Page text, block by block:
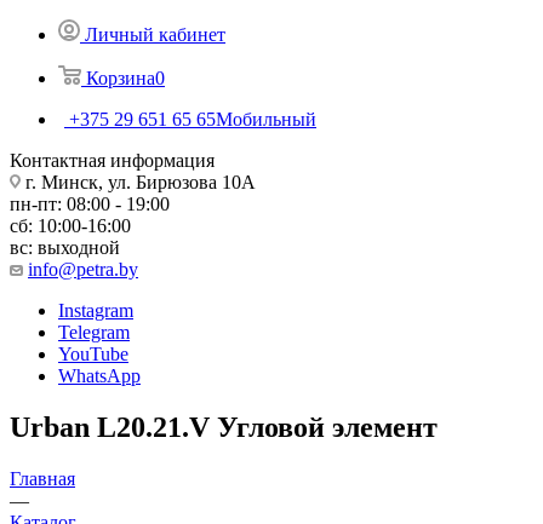
Личный кабинет
Корзина0
+375 29 651 65 65Мобильный
Контактная информация
г. Минск, ул. Бирюзова 10А
пн-пт: 08:00 - 19:00
сб: 10:00-16:00
вс: выходной
info@petra.by
Instagram
Telegram
YouTube
WhatsApp
Urban L20.21.V Угловой элемент
Главная
—